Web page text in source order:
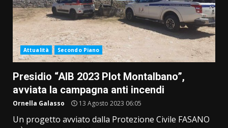
Attualità Secondo Piano
Presidio “AIB 2023 Plot Montalbano”,
avviata la campagna anti incendi
Ornella Galasso 13 Agosto 2023 06:05
Un progetto avviato dalla Protezione Civile FASANO